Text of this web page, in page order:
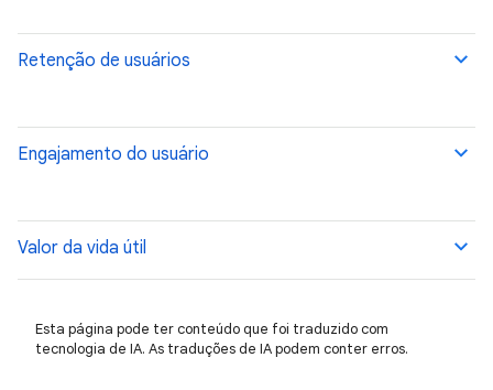
Retenção de usuários
Engajamento do usuário
Valor da vida útil
Esta página pode ter conteúdo que foi traduzido com
tecnologia de IA. As traduções de IA podem conter erros.